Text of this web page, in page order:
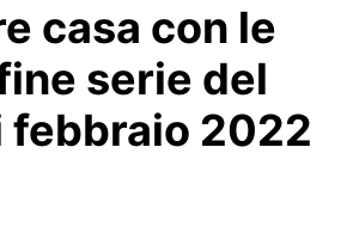
casa con le
serie del
febbraio 2022